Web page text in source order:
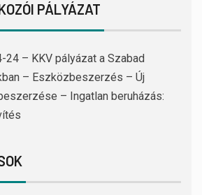
PÁLYÁZAT
24 – KKV pályázat a Szabad
– Eszközbeszerzés – Új
– Ingatlan beruházás: